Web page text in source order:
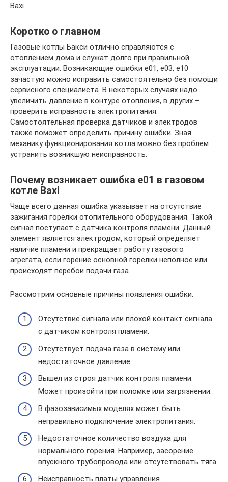
Baxi.
Коротко о главном
Газовые котлы Бакси отлично справляются с
отоплением дома и служат долго при правильной
эксплуатации. Возникающие ошибки е01, е03, е10
зачастую можно исправить самостоятельно без помощи
сервисного специалиста. В некоторых случаях надо
увеличить давление в контуре отопления, в других –
проверить исправность электропитания.
Самостоятельная проверка датчиков и электродов
также поможет определить причину ошибки. Зная
механику функционирования котла можно без проблем
устранить возникшую неисправность.
Почему возникает ошибка e01 в газовом
котле Baxi
Чаще всего данная ошибка указывает на отсутствие
зажигания горелки отопительного оборудования. Такой
сигнал поступает с датчика контроля пламени. Данный
элемент является электродом, который определяет
наличие пламени и прекращает работу газового
агрегата, если горение основной горелки неполное или
происходят перебои подачи газа.
Рассмотрим основные причины появления ошибки:
Отсутствие сигнала или плохой контакт сигнала
с датчиком контроля пламени.
Отсутствует подача газа в систему или
недостаточное давление.
Вышел из строя датчик контроля пламени.
Может произойти при поломке или загрязнении.
В фазозависимых моделях может быть
неправильно подключение электропитания.
Недостаточное количество воздуха для
нормального горения. Например, засорение
впускного трубопровода или отсутствовать тяга.
Неисправность платы управления.